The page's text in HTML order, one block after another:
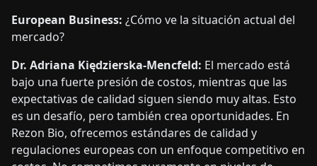
European Business: ¿Cómo ve la situación actual del
mercado?
Dr. Adriana Kiędzierska-Mencfeld: El mercado está
bajo una fuerte presión de costos, mientras que las
expectativas de calidad siguen siendo muy altas. Esto
es un desafío, pero también crea oportunidades. En
Rezon Bio, ofrecemos estándares de calidad y
regulaciones europeas con un enfoque competitivo en